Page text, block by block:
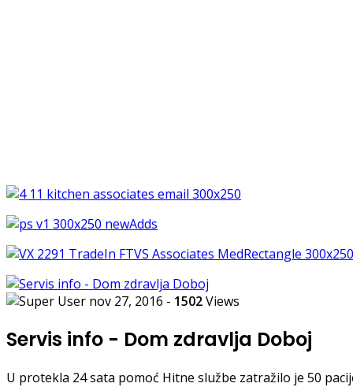
nov 27, 2016 - 1502Views
Servis info - Dom zdravlja Doboj
U protekla 24 sata pomoć Hitne službe zatražilo je 50